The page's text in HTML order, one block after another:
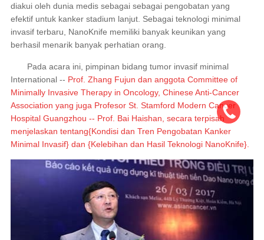
diakui oleh dunia medis sebagai sebagai pengobatan yang
efektif untuk kanker stadium lanjut. Sebagai teknologi minimal
invasif terbaru, NanoKnife memiliki banyak keunikan yang
berhasil menarik banyak perhatian orang.
Pada acara ini, pimpinan bidang tumor invasif minimal
International -- Prof. Zhang Fujun dan anggota Committee of
Minimally Invasive Therapy in Oncology, Chinese Anti-Cancer
Association yang juga Profesor St. Stamford Modern Cancer
Hospital Guangzhou -- Prof. Bai Haishan, secara terpisah
menjelaskan tentang{Kondisi dan Tren Pengobatan Kanker
Minimal Invasif} dan {Kelebihan dan Hasil Teknologi NanoKnife}.